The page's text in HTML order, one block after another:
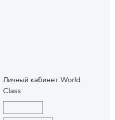
Личный кабинет World
Class